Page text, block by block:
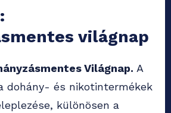
világnap
Világnap. A
dohány- és nikotintermékek
különösen a